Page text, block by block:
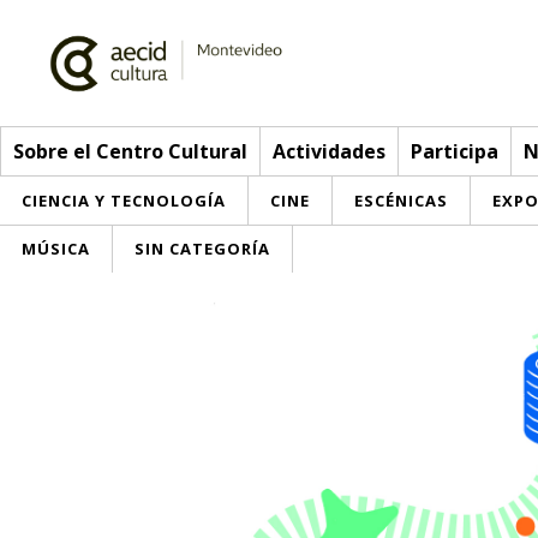
Sobre el Centro Cultural Actividades Participa
CIENCIA Y TECNOLOGÍA CINE ESCÉNICAS
MÚSICA SIN CATEGORÍA
Sobre el Centro Cultural